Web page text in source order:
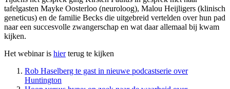
tafelgasten Mayke Oosterloo (neuroloog), Malou Heijligers (klinisch
geneticus) en de familie Becks die uitgebreid vertelden over hun pad
naar een succesvolle zwangerschap en wat daar allemaal bij kwam
kijken.
Het webinar is hierterug te kijken
Rob Haselberg te gast in nieuwe podcastserie over
Huntington